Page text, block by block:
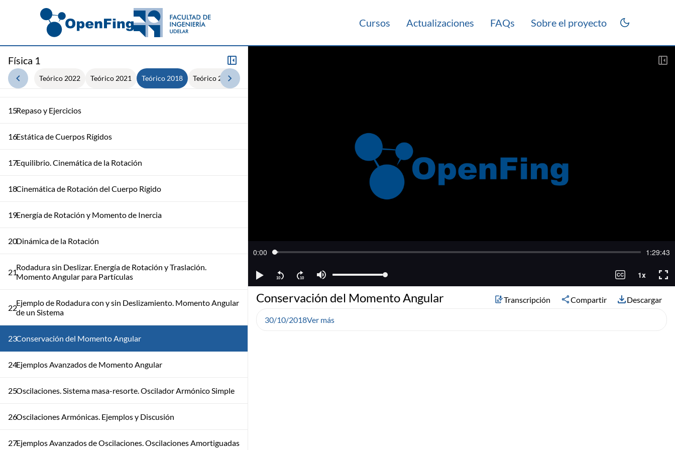
Cursos Actualizaciones FAQs Sobre el proyecto
Física 1
Teórico 2022 Teórico 2021 Teórico 2018 Teórico 2014
Sistema de Partículas y Centro de Masa
Movimiento del Centro de Masa. Cantidad de Movimiento de un
Sistema
14 Colisiones. Choque Elástico e Inelástico
15Repaso y Ejercicios
16Estática de Cuerpos Rígidos
17Equilibrio. Cinemática de la Rotación
18Cinemática de Rotación del Cuerpo Rígido
19Energía de Rotación y Momento de Inercia
20Dinámica de la Rotación
21Rodadura sin Deslizar. Energía de Rotación y Traslación.
Momento Angular para Partículas
22Ejemplo de Rodadura con y sin Deslizamiento. Momento Angular
de un Sistema
23Conservación del Momento Angular
24Ejemplos Avanzados de Momento Angular
25Oscilaciones. Sistema masa-resorte. Oscilador Armónico Simple
26Oscilaciones Armónicas. Ejemplos y Discusión
27Ejemplos Avanzados de Oscilaciones. Oscilaciones Amortiguadas
Conservación del Momento Angular Transcripción Compartir Descargar
30/10/2018Ver más